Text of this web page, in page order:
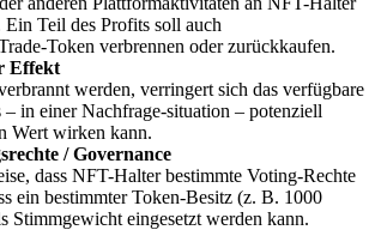
Ein Teil des Profits soll auch
Token verbrennen oder zurückkaufen.
Effekt
werden, verringert sich das verfügbare
– in einer Nachfrage-situation – potenziell
Wert wirken kann.
/ Governance
dass NFT-Halter bestimmte Voting-Rechte
ein bestimmter Token-Besitz (z. B. 1000
Stimmgewicht eingesetzt werden kann.